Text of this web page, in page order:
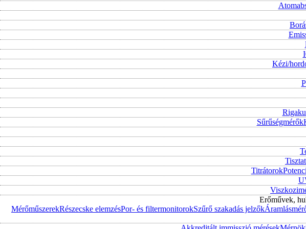
Kézi/
Sűrűségmérők
Titrátorok
Erőművek,
MérőműszerekRészecske elemzésPor- és filtermonitorokSzűrő szakadás jelzők